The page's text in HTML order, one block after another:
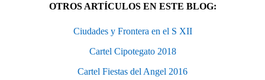
OTROS ARTÍCULOS EN ESTE BLOG:
Ciudades y Frontera en el S XII
Cartel Cipotegato 2018
Cartel Fiestas del Angel 2016